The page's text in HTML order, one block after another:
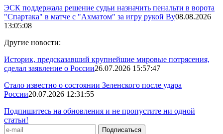
ЭСК поддержала решение судьи назначить пенальти в ворота
"Спартака" в матче с "Ахматом" за игру рукой Ву08.08.2026
13:05:08
Другие новости:
Историк, предсказавший крупнейшие мировые потрясения,
сделал заявление о России26.07.2026 15:57:47
Стало известно о состоянии Зеленского после удара
России20.07.2026 12:31:55
Подпишитесь на обновления и не пропустите ни одной
статьи!